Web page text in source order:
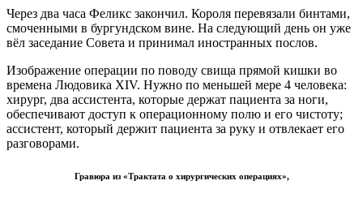
Через два часа Феликс закончил. Короля перевязали бинтами,
смоченными в бургундском вине. На следующий день он уже
вёл заседание Совета и принимал иностранных послов.
Изображение операции по поводу свища прямой кишки во
времена Людовика XIV. Нужно по меньшей мере 4 человека:
хирург, два ассистента, которые держат пациента за ноги,
обеспечивают доступ к операционному полю и его чистоту;
ассистент, который держит пациента за руку и отвлекает его
разговорами.
Гравюра из «Трактата о хирургических операциях»,